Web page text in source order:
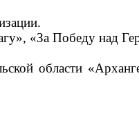
«За Победу над
области